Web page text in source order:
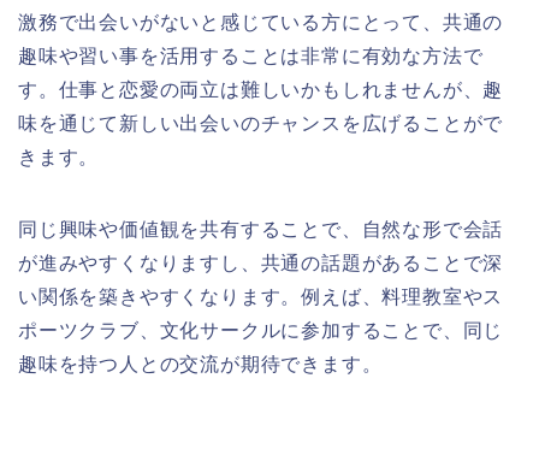
激務で出会いがないと感じている方にとって、共通の
趣味や習い事を活用することは非常に有効な方法で
す。仕事と恋愛の両立は難しいかもしれませんが、趣
味を通じて新しい出会いのチャンスを広げることがで
きます。
同じ興味や価値観を共有することで、自然な形で会話
が進みやすくなりますし、共通の話題があることで深
い関係を築きやすくなります。例えば、料理教室やス
ポーツクラブ、文化サークルに参加することで、同じ
趣味を持つ人との交流が期待できます。